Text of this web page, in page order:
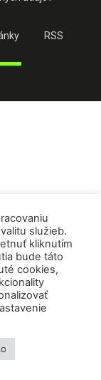
RSS
služieb.
kliknutím
bude táto
cookies,